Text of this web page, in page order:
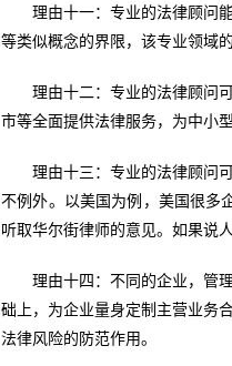
理由十一：专业的法律顾问
等类似概念的界限，该专业领域
理由十二：专业的法律顾问
市等全面提供法律服务，为中小
理由十三：专业的法律顾问
不例外。以美国为例，美国很多
听取华尔街律师的意见。如果说
理由十四：不同的企业，管
础上，为企业量身定制主营业务
法律风险的防范作用。